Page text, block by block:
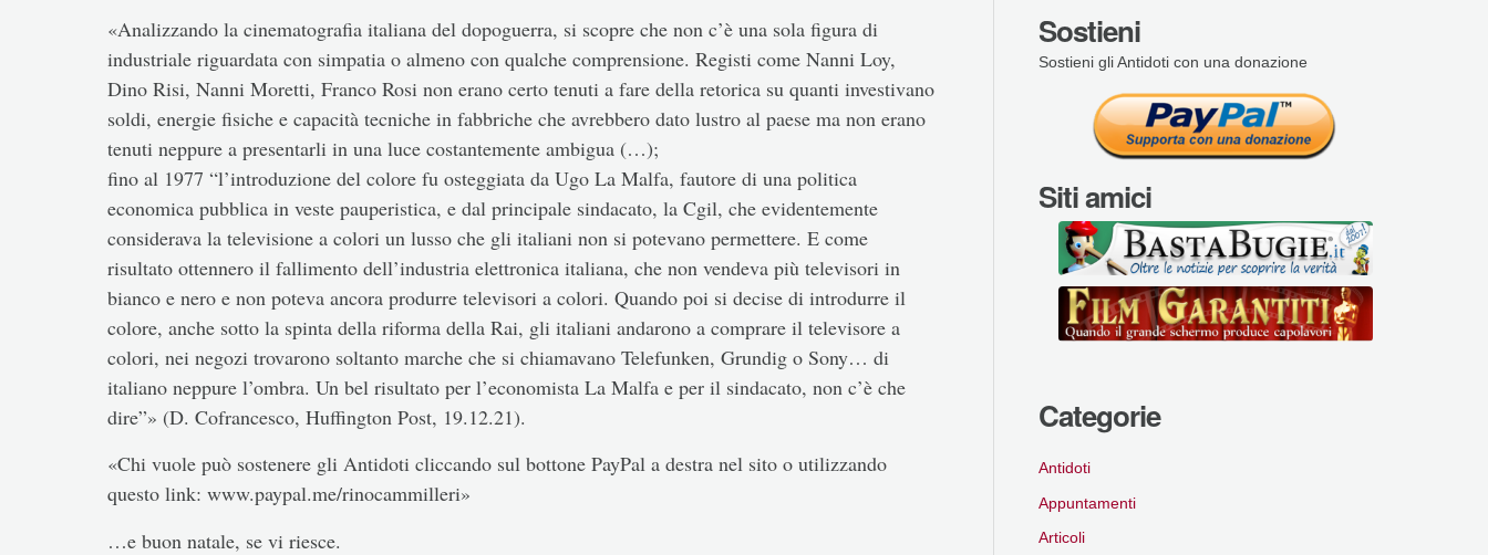
«Analizzando la cinematografia italiana del dopoguerra, si scopre che non c’è una sola figura di
industriale riguardata con simpatia o almeno con qualche comprensione. Registi come Nanni Loy,
Dino Risi, Nanni Moretti, Franco Rosi non erano certo tenuti a fare della retorica su quanti investivano
soldi, energie fisiche e capacità tecniche in fabbriche che avrebbero dato lustro al paese ma non erano
tenuti neppure a presentarli in una luce costantemente ambigua (…);
fino al 1977 “l’introduzione del colore fu osteggiata da Ugo La Malfa, fautore di una politica
economica pubblica in veste pauperistica, e dal principale sindacato, la Cgil, che evidentemente
considerava la televisione a colori un lusso che gli italiani non si potevano permettere. E come
risultato ottennero il fallimento dell’industria elettronica italiana, che non vendeva più televisori in
bianco e nero e non poteva ancora produrre televisori a colori. Quando poi si decise di introdurre il
colore, anche sotto la spinta della riforma della Rai, gli italiani andarono a comprare il televisore a
colori, nei negozi trovarono soltanto marche che si chiamavano Telefunken, Grundig o Sony… di
italiano neppure l’ombra. Un bel risultato per l’economista La Malfa e per il sindacato, non c’è che
dire”» (D. Cofrancesco, Huffington Post, 19.12.21).
«Chi vuole può sostenere gli Antidoti cliccando sul bottone PayPal a destra nel sito o utilizzando
questo link: www.paypal.me/rinocammilleri»
…e buon natale, se vi riesce.
Sostieni
Sostieni gli Antidoti con una donazione
Siti amici
Categorie
Antidoti
Appuntamenti
Articoli